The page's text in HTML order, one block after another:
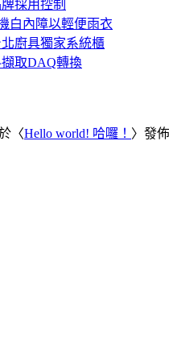
採用控制
白內障以輕便雨衣
廚具獨家系統櫃
取DAQ轉換
〈Hello world! 哈囉！ 〉發